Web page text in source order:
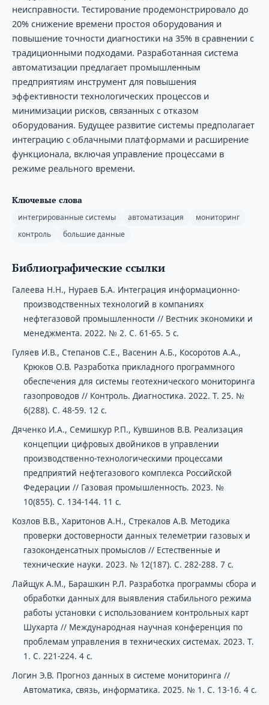
неисправности. Тестирование продемонстрировало до
20% снижение времени простоя оборудования и
повышение точности диагностики на 35% в сравнении с
традиционными подходами. Разработанная система
автоматизации предлагает промышленным
предприятиям инструмент для повышения
эффективности технологических процессов и
минимизации рисков, связанных с отказом
оборудования. Будущее развитие системы предполагает
интеграцию с облачными платформами и расширение
функционала, включая управление процессами в
режиме реального времени.
Ключевые слова
интегрированные системы автоматизация
мониторинг
контроль
большие данные
Библиографические ссылки
Галеева Н.Н., Нураев Б.А. Интеграция информационно-
производственных технологий в компаниях
нефтегазовой промышленности // Вестник экономики и
менеджмента. 2022. № 2. С. 61-65. 5 с.
Гуляев И.В., Степанов С.Е., Васенин А.Б., Косоротов А.А.,
Крюков О.В. Разработка прикладного программного
обеспечения для системы геотехнического мониторинга
газопроводов // Контроль. Диагностика. 2022. Т. 25. №
6(288). С. 48-59. 12 с.
Дяченко И.А., Семишкур Р.П., Кувшинов В.В. Реализация
концепции цифровых двойников в управлении
производственно-технологическими процессами
предприятий нефтегазового комплекса Российской
Федерации // Газовая промышленность. 2023. №
10(855). С. 134-144. 11 с.
Козлов В.В., Харитонов А.Н., Стрекалов А.В. Методика
проверки достоверности данных телеметрии газовых и
газоконденсатных промыслов // Естественные и
технические науки. 2023. № 12(187). С. 282-288. 7 с.
Лайщук А.М., Барашкин Р.Л. Разработка программы сбора и
обработки данных для выявления стабильного режима
работы установки с использованием контрольных карт
Шухарта // Международная научная конференция по
проблемам управления в технических системах. 2023. Т.
1. С. 221-224. 4 с.
Логин Э.В. Прогноз данных в системе мониторинга //
Автоматика, связь, информатика. 2025. № 1. С. 13-16. 4 с.